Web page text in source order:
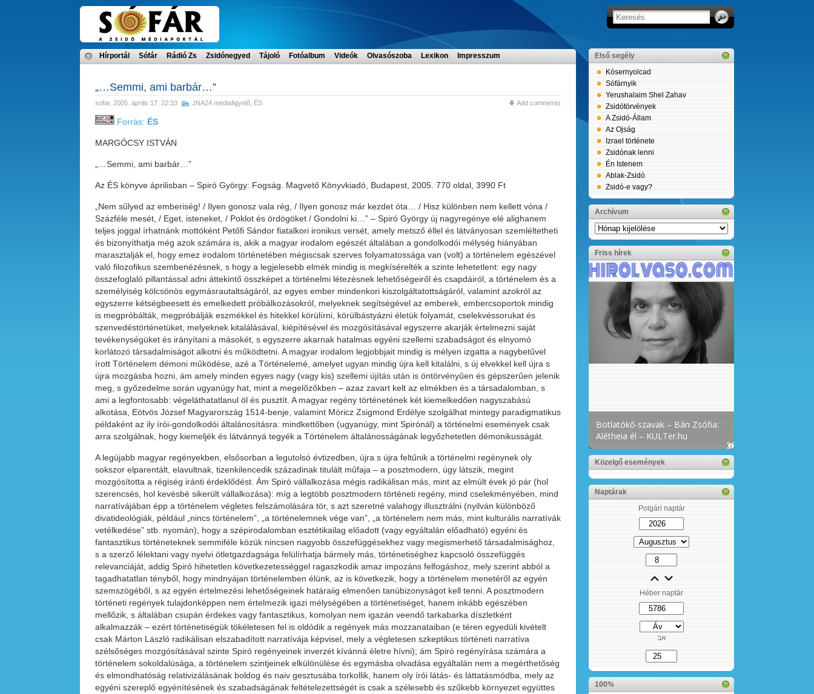
Hírportál Sófár Rádió Zs Zsidónegyed Tájoló Fotóalbum Videók Olvasószoba Lexikon Impresszum
„…Semmi, ami barbár…”
sofar, 2005. április 17. 22:33 JNA24 médiafigyelő ÉS Add comments
Forrás: ÉS
MARGÓCSY ISTVÁN
„…Semmi, ami barbár…”
Az ÉS könyve áprilisban – Spiró György: Fogság. Magvető Könyvkiadó, Budapest, 2005. 770 oldal, 3990 Ft
„Nem sűlyed az emberiség! / Ilyen gonosz vala rég, / Ilyen gonosz már kezdet óta… / Hisz különben nem kellett vóna /
Százféle mesét, / Eget, isteneket, / Poklot és ördögöket / Gondolni ki…” – Spiró György új nagyregénye elé alighanem
teljes joggal írhatnánk mottóként Petőfi Sándor fiatalkori ironikus versét, amely metsző éllel és látványosan szemléltetheti
és bizonyíthatja még azok számára is, akik a magyar irodalom egészét általában a gondolkodói mélység hiányában
marasztalják el, hogy emez irodalom történetében mégiscsak szerves folyamatossága van (volt) a történelem egészével
való filozofikus szembenézésnek, s hogy a legjelesebb elmék mindig is megkísérelték a szinte lehetetlent: egy nagy
összefoglaló pillantással adni áttekintő összképet a történelmi létezésnek lehetőségeiről és csapdáiról, a történelem és a
személyiség kölcsönös egymásrautaltságáról, az egyes ember mindenkori kiszolgáltatottságáról, valamint azokról az
egyszerre kétségbeesett és emelkedett próbálkozásokról, melyeknek segítségével az emberek, embercsoportok mindig
is megpróbálták, megpróbálják eszmékkel és hitekkel körülírni, körülbástyázni életük folyamát, cselekvéssorukat és
szenvedéstörténetüket, melyeknek kitalálásával, kiépítésével és mozgósításával egyszerre akarják értelmezni saját
tevékenységüket és irányítani a másokét, s egyszerre akarnak hatalmas egyéni szellemi szabadságot és elnyomó
korlátozó társadalmiságot alkotni és működtetni. A magyar irodalom legjobbjait mindig is mélyen izgatta a nagybetűvel
írott Történelem démoni működése, azé a Történelemé, amelyet ugyan mindig újra kell kitalálni, s új elvekkel kell újra s
újra mozgásba hozni, ám amely minden egyes nagy (vagy kis) szellemi újítás után is öntörvényűen és gépszerűen jelenik
meg, s győzedelme során ugyanúgy hat, mint a megelőzőkben – azaz zavart kelt az elmékben és a társadalomban, s
ami a legfontosabb: végeláthatatlanul öl és pusztít. A magyar regény történetének két kiemelkedően nagyszabású
alkotása, Eötvös József Magyarország 1514-benje, valamint Móricz Zsigmond Erdélye szolgálhat mintegy paradigmatikus
példaként az ily írói-gondolkodói általánosításra: mindkettőben (ugyanúgy, mint Spirónál) a történelmi események csak
arra szolgálnak, hogy kiemeljék és látvánnyá tegyék a Történelem általánosságának legyőzhetetlen démonikusságát.
A legújabb magyar regényekben, elsősorban a legutolsó évtizedben, újra s újra feltűnik a történelmi regénynek oly
sokszor elparentált, elavultnak, tizenkilencedik századinak titulált műfaja – a posztmodern, úgy látszik, megint
mozgósította a régiség iránti érdeklődést. Ám Spiró vállalkozása mégis radikálisan más, mint az elmúlt évek jó pár (hol
szerencsés, hol kevésbé sikerült vállalkozása): míg a legtöbb posztmodern történeti regény, mind cselekményében, mind
narratívájában épp a történelem végletes felszámolására tör, s azt szeretné valahogy illusztrálni (nyilván különböző
divatideológiák, például „nincs történelem”, „a történelemnek vége van”, „a történelem nem más, mint kulturális narratívák
vetélkedése” stb. nyomán), hogy a szépirodalomban esztétikailag előadott (vagy egyáltalán előadható) egyéni és
fantasztikus történeteknek semmiféle közük nincsen nagyobb összefüggésekhez vagy megismerhető társadalmisághoz,
s a szerző lélektani vagy nyelvi ötletgazdagsága felülírhatja bármely más, történetiséghez kapcsoló összefüggés
relevanciáját, addig Spiró hihetetlen következetességgel ragaszkodik amaz impozáns felfogáshoz, mely szerint abból a
tagadhatatlan tényből, hogy mindnyájan történelemben élünk, az is következik, hogy a történelem menetéről az egyén
szemszögéből, s az egyén értelmezési lehetőségeinek határaiig elmenően tanúbizonyságot kell tenni. A posztmodern
történeti regények tulajdonképpen nem értelmezik igazi mélységében a történetiséget, hanem inkább egészében
mellőzik, s általában csupán érdekes vagy fantasztikus, komolyan nem igazán veendő tarkabarka díszletként
alkalmazzák – ezért történetiségük tökéletesen fel is oldódik a regények más mozzanataiban (e téren egyedüli kivételt
csak Márton László radikálisan elszabadított narratívája képvisel, mely a végletesen szkeptikus történeti narratíva
szélsőséges mozgósításával szinte Spiró regényeinek inverzét kívánná életre hívni); ám Spiró regényírása számára a
történelem sokoldalúsága, a történelem szintjeinek elkülönülése és egymásba olvadása egyáltalán nem a megérthetőség
és elmondhatóság relativizálásának boldog és naiv gesztusába torkollik, hanem oly írói látás- és láttatásmódba, mely az
egyéni szereplő egyénítésének és szabadságának feltételezettségét is csak a szélesebb és szűkebb környezet együttes
Első segély
Kósernyolcad
Sófárnyik
Yerushalaim Shel Zahav
Zsidótörvények
A Zsidó-Állam
Az Ojság
Izrael története
Zsidónak lenni
Én Istenem
Ablak-Zsidó
Zsidó-e vagy?
Archívum
Archívum
Friss hírek
Közelgő események
Naptárak
Polgári naptár
Héber naptár
אב
100%